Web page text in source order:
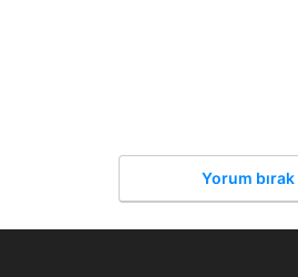
Yorum bırak